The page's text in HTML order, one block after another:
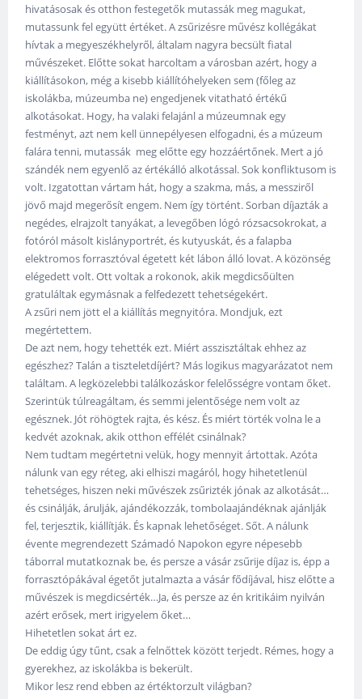
hivatásosak és otthon festegetők mutassák meg magukat,
mutassunk fel együtt értéket. A zsűrizésre művész kollégákat
hívtak a megyeszékhelyről, általam nagyra becsült fiatal
művészeket. Előtte sokat harcoltam a városban azért, hogy a
kiállításokon, még a kisebb kiállítóhelyeken sem (főleg az
iskolákba, múzeumba ne) engedjenek vitatható értékű
alkotásokat. Hogy, ha valaki felajánl a múzeumnak egy
festményt, azt nem kell ünnepélyesen elfogadni, és a múzeum
falára tenni, mutassák meg előtte egy hozzáértőnek. Mert a jó
szándék nem egyenlő az értékálló alkotással. Sok konfliktusom is
volt. Izgatottan vártam hát, hogy a szakma, más, a messziről
jövő majd megerősít engem. Nem így történt. Sorban díjazták a
negédes, elrajzolt tanyákat, a levegőben lógó rózsacsokrokat, a
fotóról másolt kislányportrét, és kutyuskát, és a falapba
elektromos forrasztóval égetett két lábon álló lovat. A közönség
elégedett volt. Ott voltak a rokonok, akik megdicsőülten
gratuláltak egymásnak a felfedezett tehetségekért.
A zsűri nem jött el a kiállítás megnyitóra. Mondjuk, ezt
megértettem.
De azt nem, hogy tehették ezt. Miért asszisztáltak ehhez az
egészhez? Talán a tiszteletdíjért? Más logikus magyarázatot nem
találtam. A legközelebbi találkozáskor felelősségre vontam őket.
Szerintük túlreagáltam, és semmi jelentősége nem volt az
egésznek. Jót röhögtek rajta, és kész. És miért törték volna le a
kedvét azoknak, akik otthon effélét csinálnak?
Nem tudtam megértetni velük, hogy mennyit ártottak. Azóta
nálunk van egy réteg, aki elhiszi magáról, hogy hihetetlenül
tehetséges, hiszen neki művészek zsűrizték jónak az alkotását…
és csinálják, árulják, ajándékozzák, tombolaajándéknak ajánlják
fel, terjesztik, kiállítják. És kapnak lehetőséget. Sőt. A nálunk
évente megrendezett Számadó Napokon egyre népesebb
táborral mutatkoznak be, és persze a vásár zsűrije díjaz is, épp a
forrasztópákával égetőt jutalmazta a vásár fődíjával, hisz előtte a
művészek is megdicsérték…Ja, és persze az én kritikáim nyilván
azért erősek, mert irigyelem őket…
Hihetetlen sokat árt ez.
De eddig úgy tűnt, csak a felnőttek között terjedt. Rémes, hogy a
gyerekhez, az iskolákba is bekerült.
Mikor lesz rend ebben az értéktorzult világban?